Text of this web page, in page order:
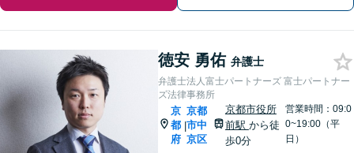
徳安 勇佑 弁護士
弁護士法人富士パートナーズ 富士パートナー
ズ法律事務所
京
都
府
|
京都
市中
京区
京都市役所
前駅 から徒
歩0分
営業時間：09:0
0~19:00（平
日）